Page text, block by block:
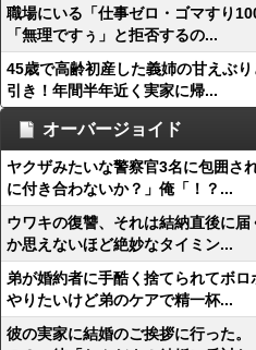
職場にいる「仕事ゼロ・ゴマすり
「無理ですぅ」と拒否するの...
45歳で高齢初産した義姉の甘えぶ
引き！年間半年近く実家に帰...
オーバージョイド
ヤクザみたいな警察官3名に包囲
に付き合わないか？」俺「！？...
ウワキの復讐、それは結納直後に
か思えないほど絶妙なタイミン...
弟が婚約者に手酷く捨てられてボ
やりたいけど弟のケアで精一杯...
彼の実家に結婚のご挨拶に行った